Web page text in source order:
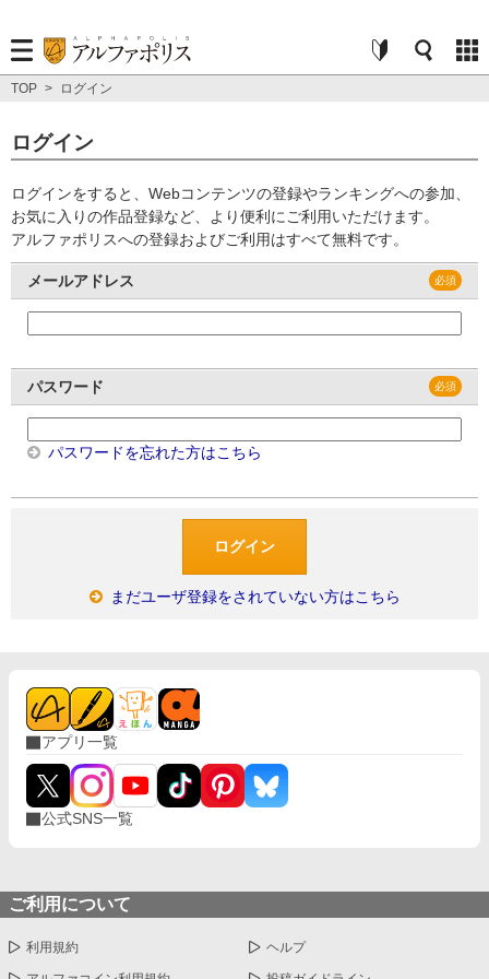
TOP > ログイン
ログイン
ログインをすると、Webコンテンツの登録やランキングへの参加、
お気に入りの作品登録など、より便利にご利用いただけます。
アルファポリスへの登録およびご利用はすべて無料です。
メールアドレス
パスワード
パスワードを忘れた方はこちら
まだユーザ登録をされていない方はこちら
アプリ一覧
公式SNS一覧
ご利用について
利用規約 ヘルプ